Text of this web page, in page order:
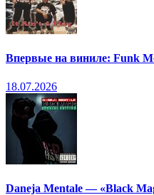
Впервые на виниле: Funk
18.07.2026
Daneja Mentale — «Black